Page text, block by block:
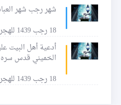
شهر رجب شهر
18 رجب 1439 للهجرة - أخوات
أدعية أهل البيت
الخميني قدس سره
18 رجب 1439 للهجرة - أخوة